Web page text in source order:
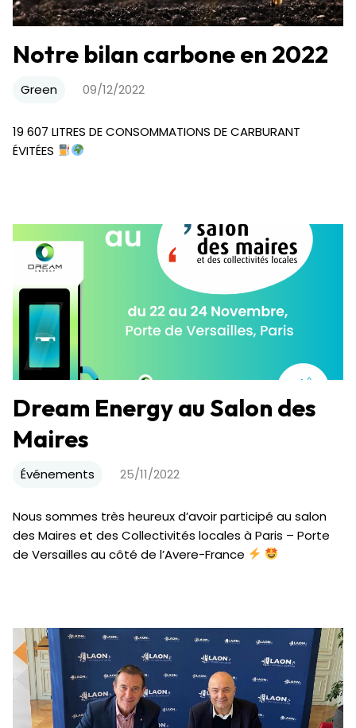
Notre bilan carbone en 2022
Green 09/12/2022
19 607 LITRES DE CONSOMMATIONS DE CARBURANT
ÉVITÉES
Dream Energy au Salon des
Maires
Événements 25/11/2022
Nous sommes très heureux d’avoir participé au salon
des Maires et des Collectivités locales à Paris – Porte
de Versailles au côté de l’Avere-France